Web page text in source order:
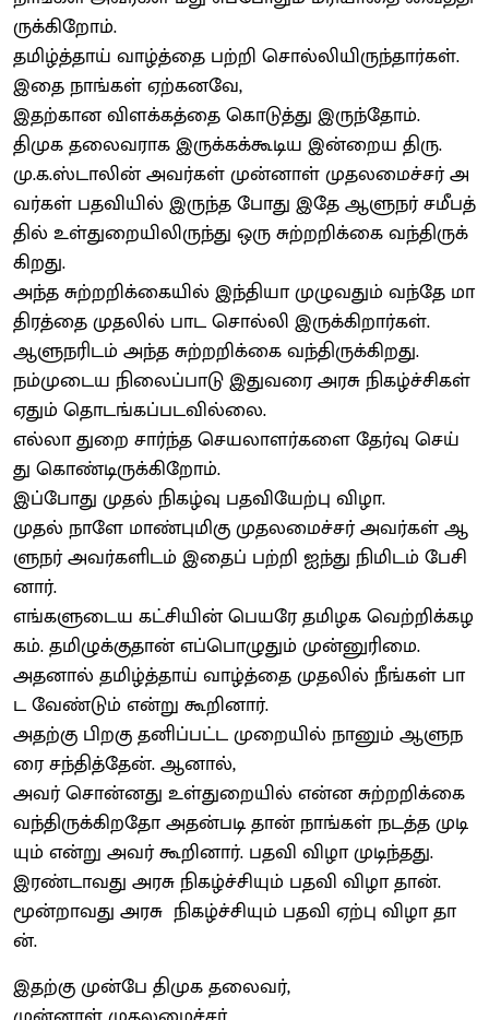
ருக்கிறோம்.
தமிழ்த்தாய் வாழ்த்தை பற்றி சொல்லியிருந்தார்கள்.
இதை நாங்கள் ஏற்கனவே,
இதற்கான விளக்கத்தை கொடுத்து இருந்தோம்.
திமுக தலைவராக இருக்கக்கூடிய இன்றைய திரு.
மு.க.ஸ்டாலின் அவர்கள் முன்னாள் முதலமைச்சர் அ
வர்கள் பதவியில் இருந்த போது இதே ஆளுநர் சமீபத்
தில் உள்துறையிலிருந்து ஒரு சுற்றறிக்கை வந்திருக்
கிறது.
அந்த சுற்றறிக்கையில் இந்தியா முழுவதும் வந்தே மா
திரத்தை முதலில் பாட சொல்லி இருக்கிறார்கள்.
ஆளுநரிடம் அந்த சுற்றறிக்கை வந்திருக்கிறது.
நம்முடைய நிலைப்பாடு இதுவரை அரசு நிகழ்ச்சிகள்
ஏதும் தொடங்கப்படவில்லை.
எல்லா துறை சார்ந்த செயலாளர்களை தேர்வு செய்
து கொண்டிருக்கிறோம்.
இப்போது முதல் நிகழ்வு பதவியேற்பு விழா.
முதல் நாளே மாண்புமிகு முதலமைச்சர் அவர்கள் ஆ
ளுநர் அவர்களிடம் இதைப் பற்றி ஐந்து நிமிடம் பேசி
னார்.
எங்களுடைய கட்சியின் பெயரே தமிழக வெற்றிக்கழ
கம். தமிழுக்குதான் எப்பொழுதும் முன்னுரிமை.
அதனால் தமிழ்த்தாய் வாழ்த்தை முதலில் நீங்கள் பா
ட வேண்டும் என்று கூறினார்.
அதற்கு பிறகு தனிப்பட்ட முறையில் நானும் ஆளுந
ரை சந்தித்தேன். ஆனால்,
அவர் சொன்னது உள்துறையில் என்ன சுற்றறிக்கை
வந்திருக்கிறதோ அதன்படி தான் நாங்கள் நடத்த முடி
யும் என்று அவர் கூறினார். பதவி விழா முடிந்தது.
இரண்டாவது அரசு நிகழ்ச்சியும் பதவி விழா தான்.
மூன்றாவது அரசு நிகழ்ச்சியும் பதவி ஏற்பு விழா தா
ன்.
இதற்கு முன்பே திமுக தலைவர்,